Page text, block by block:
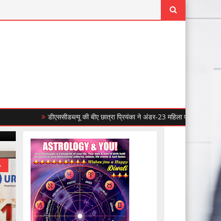
डीएससीडब्ल्यू की बीए छात्रा प्रियंका ने अंडर-23 महिला एशियाई बॉक्सिंग चैंपियनशिप